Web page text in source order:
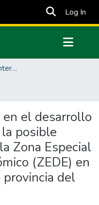
Log In
Facultad de Comercio Internacional, Integración, Administración y Economía Empresarial
el desarrollo
posible
Zona Especial
(ZEDE) en
provincia del